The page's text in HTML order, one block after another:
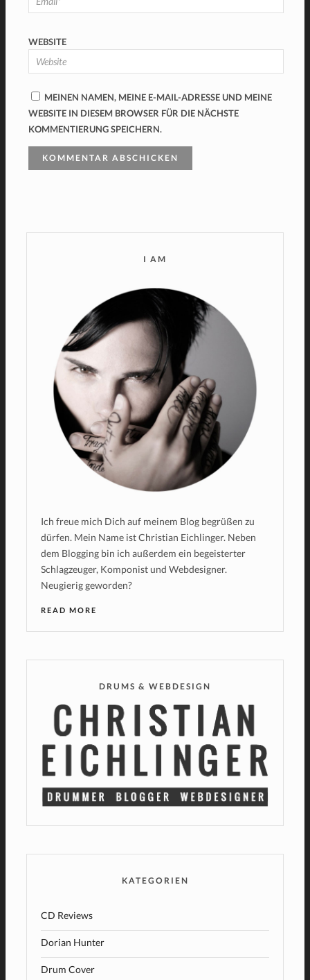
WEBSITE
MEINEN NAMEN, MEINE E-MAIL-ADRESSE UND MEINE
WEBSITE IN DIESEM BROWSER FÜR DIE NÄCHSTE
KOMMENTIERUNG SPEICHERN.
I AM
Ich freue mich Dich auf meinem Blog begrüßen zu
dürfen. Mein Name ist Christian Eichlinger. Neben
dem Blogging bin ich außerdem ein begeisterter
Schlagzeuger, Komponist und Webdesigner.
Neugierig geworden?
READ MORE
DRUMS & WEBDESIGN
KATEGORIEN
CD Reviews
Dorian Hunter
Drum Cover